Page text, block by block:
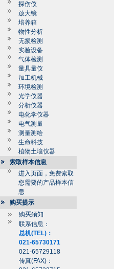
探伤仪
放大镜
培养箱
物性分析
无损检测
实验设备
气体检测
量具量仪
加工机械
环境检测
光学仪器
分析仪器
电化学仪器
电气测量
测量测绘
生命科技
植物土壤仪器
索取样本信息
进入页面，免费索取
您需要的产品样本信
息
购买提示
购买须知
联系信息：
总机(TEL)：
021-65730171
021-65729118
传真(FAX)：